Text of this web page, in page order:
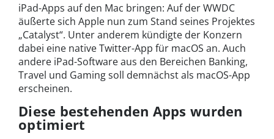
iPad-Apps auf den Mac bringen: Auf der WWDC
äußerte sich Apple nun zum Stand seines Projektes
„Catalyst“. Unter anderem kündigte der Konzern
dabei eine native Twitter-App für macOS an. Auch
andere iPad-Software aus den Bereichen Banking,
Travel und Gaming soll demnächst als macOS-App
erscheinen.
Diese bestehenden Apps wurden
optimiert